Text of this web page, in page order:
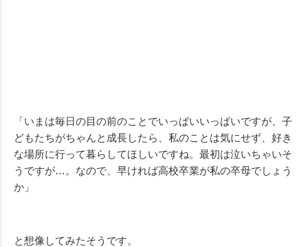
「いまは毎日の目の前のことでいっぱいいっぱいですが、子
どもたちがちゃんと成長したら、私のことは気にせず、好き
な場所に行って暮らしてほしいですね。最初は泣いちゃいそ
うですが…。なので、早ければ高校卒業が私の卒母でしょう
か」
と想像してみたそうです。